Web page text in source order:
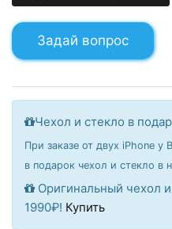
Задай вопрос
Чехол и стекло в
При заказе от двух iPhone у
в подарок чехол и стекло в
Оригинальный чехол
1990₽! Купить